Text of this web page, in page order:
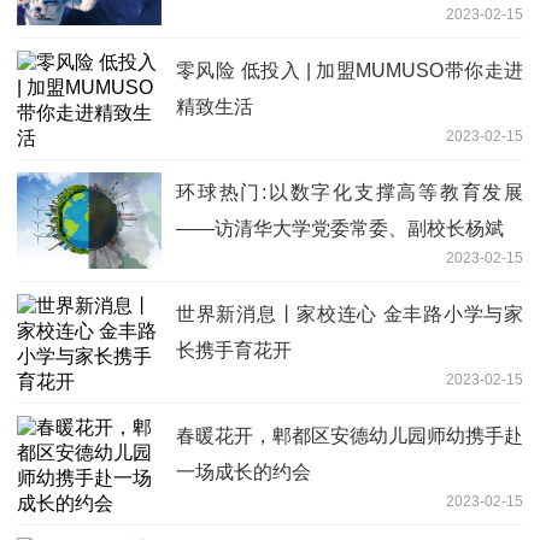
2023-02-15
零风险 低投入 | 加盟MUMUSO带你走进
精致生活
2023-02-15
环球热门:以数字化支撑高等教育发展
——访清华大学党委常委、副校长杨斌
2023-02-15
世界新消息丨家校连心 金丰路小学与家
长携手育花开
2023-02-15
春暖花开，郫都区安德幼儿园师幼携手赴
一场成长的约会
2023-02-15